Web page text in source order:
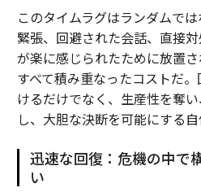
このタイムラグはランダムで
緊張、回避された会話、直接
が楽に感じられたために放置さ
すべて積み重なったコストだ
けるだけでなく、生産性を奪
し、大胆な決断を可能にする
迅速な回復：危機の中で
い